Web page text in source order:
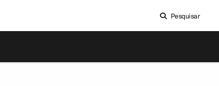
Pesquisar